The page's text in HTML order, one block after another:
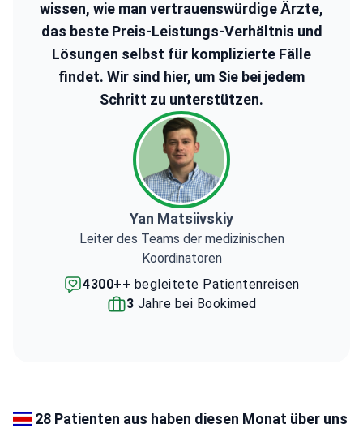
wissen, wie man vertrauenswürdige Ärzte,
das beste Preis-Leistungs-Verhältnis und
Lösungen selbst für komplizierte Fälle
findet. Wir sind hier, um Sie bei jedem
Schritt zu unterstützen.
Yan Matsiivskiy
Leiter des Teams der medizinischen
Koordinatoren
4300++ begleitete Patientenreisen
3 Jahre bei Bookimed
28 Patienten aus haben diesen Monat über uns